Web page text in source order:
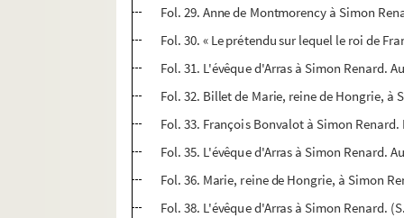
Fol. 29. Anne de Montmorency à Simon
Fol. 30. « Le prétendu sur lequel le roi de
Fol. 31. L'évêque d'Arras à Simon Renard.
Fol. 32. Billet de Marie, reine de Hongrie, à
Fol. 33. François Bonvalot à Simon Renard.
Fol. 35. L'évêque d'Arras à Simon Renard.
Fol. 36. Marie, reine de Hongrie, à Simon
Fol. 38. L'évêque d'Arras à Simon Renard.